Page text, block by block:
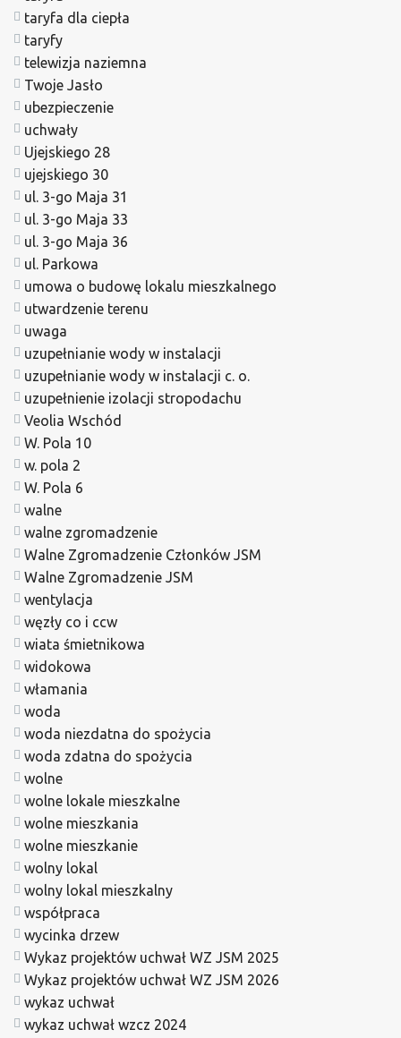
taryfa dla ciepła
taryfy
telewizja naziemna
Twoje Jasło
ubezpieczenie
uchwały
Ujejskiego 28
ujejskiego 30
ul. 3-go Maja 31
ul. 3-go Maja 33
ul. 3-go Maja 36
ul. Parkowa
umowa o budowę lokalu mieszkalnego
utwardzenie terenu
uwaga
uzupełnianie wody w instalacji
uzupełnianie wody w instalacji c. o.
uzupełnienie izolacji stropodachu
Veolia Wschód
W. Pola 10
w. pola 2
W. Pola 6
walne
walne zgromadzenie
Walne Zgromadzenie Członków JSM
Walne Zgromadzenie JSM
wentylacja
węzły co i ccw
wiata śmietnikowa
widokowa
włamania
woda
woda niezdatna do spożycia
woda zdatna do spożycia
wolne
wolne lokale mieszkalne
wolne mieszkania
wolne mieszkanie
wolny lokal
wolny lokal mieszkalny
współpraca
wycinka drzew
Wykaz projektów uchwał WZ JSM 2025
Wykaz projektów uchwał WZ JSM 2026
wykaz uchwał
wykaz uchwał wzcz 2024